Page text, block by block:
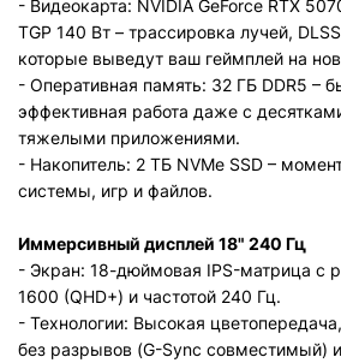
- Видеокарта: NVIDIA GeForce RTX
TGP 140 Вт – трассировка лучей,
которые выведут ваш геймплей на
- Оперативная память: 32 ГБ DDR5 –
эффективная работа даже с
тяжелыми приложениями.
- Накопитель: 2 ТБ NVMe SSD –
системы, игр и файлов.
Иммерсивный дисплей 18" 240 Гц
- Экран: 18-дюймовая IPS-матрица с
1600 (QHD+) и частотой 240 Гц.
- Технологии: Высокая
без разрывов (G-Sync совместимый)